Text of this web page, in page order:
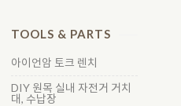
TOOLS & PARTS
아이언암 토크 렌치
DIY 원목 실내 자전거 거치
대, 수납장